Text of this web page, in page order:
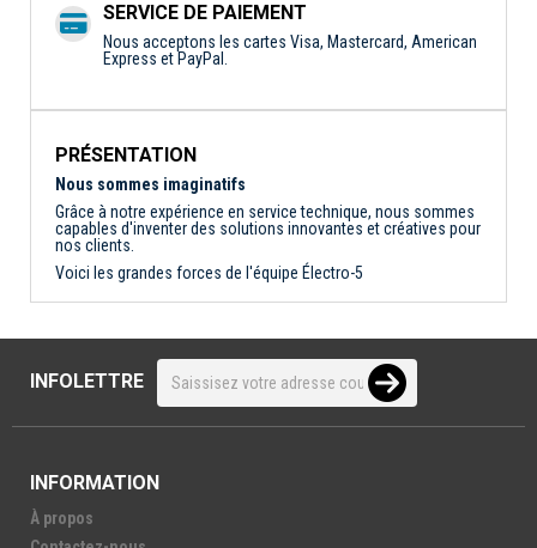
SERVICE DE PAIEMENT
Nous acceptons les cartes Visa, Mastercard, American
Express et PayPal.
PRÉSENTATION
Nous sommes imaginatifs
Grâce à notre expérience en service technique, nous sommes
capables d'inventer des solutions innovantes et créatives pour
nos clients.
Voici les grandes forces de l'équipe Électro-5
INFOLETTRE
INFORMATION
À propos